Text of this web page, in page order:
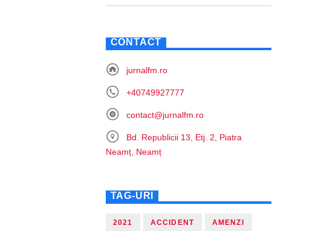
CONTACT
jurnalfm.ro
+40749927777
contact@jurnalfm.ro
Bd. Republicii 13, Etj. 2, Piatra
Neamț, Neamț
TAG-URI
2021 ACCIDENT AMENZI